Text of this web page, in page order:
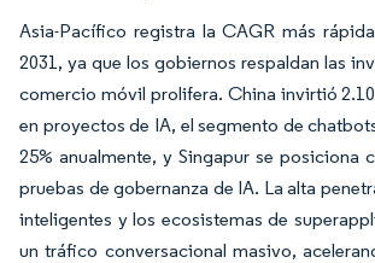
Asia-Pacífico registra la CAGR más
2031, ya que los gobiernos respaldan las
comercio móvil prolifera. China invirtió
en proyectos de IA, el segmento de
25% anualmente, y Singapur se posiciona
pruebas de gobernanza de IA. La alta
inteligentes y los ecosistemas de
un tráfico conversacional masivo,